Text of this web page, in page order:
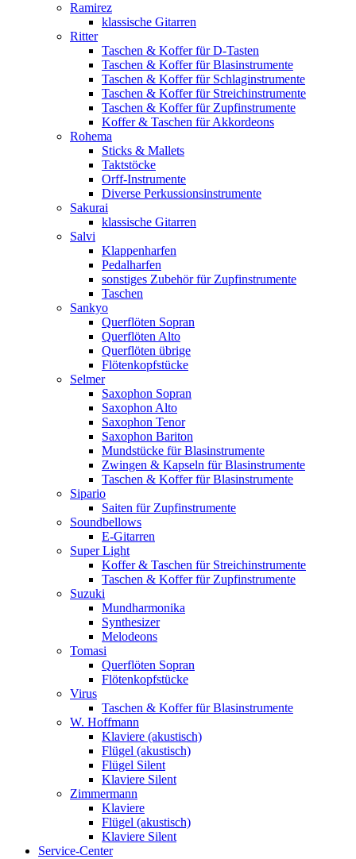
Ramirez
klassische Gitarren
Ritter
Taschen & Koffer für D-Tasten
Taschen & Koffer für Blasinstrumente
Taschen & Koffer für Schlaginstrumente
Taschen & Koffer für Streichinstrumente
Taschen & Koffer für Zupfinstrumente
Koffer & Taschen für Akkordeons
Rohema
Sticks & Mallets
Taktstöcke
Orff-Instrumente
Diverse Perkussionsinstrumente
Sakurai
klassische Gitarren
Salvi
Klappenharfen
Pedalharfen
sonstiges Zubehör für Zupfinstrumente
Taschen
Sankyo
Querflöten Sopran
Querflöten Alto
Querflöten übrige
Flötenkopfstücke
Selmer
Saxophon Sopran
Saxophon Alto
Saxophon Tenor
Saxophon Bariton
Mundstücke für Blasinstrumente
Zwingen & Kapseln für Blasinstrumente
Taschen & Koffer für Blasinstrumente
Sipario
Saiten für Zupfinstrumente
Soundbellows
E-Gitarren
Super Light
Koffer & Taschen für Streichinstrumente
Taschen & Koffer für Zupfinstrumente
Suzuki
Mundharmonika
Synthesizer
Melodeons
Tomasi
Querflöten Sopran
Flötenkopfstücke
Virus
Taschen & Koffer für Blasinstrumente
W. Hoffmann
Klaviere (akustisch)
Flügel (akustisch)
Flügel Silent
Klaviere Silent
Zimmermann
Klaviere
Flügel (akustisch)
Klaviere Silent
Service-Center